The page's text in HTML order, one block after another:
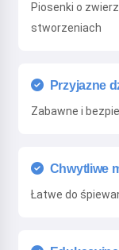
Piosenki o
stworzeniach
Przyjazne
Zabawne i
Chwytliwe
Łatwe do